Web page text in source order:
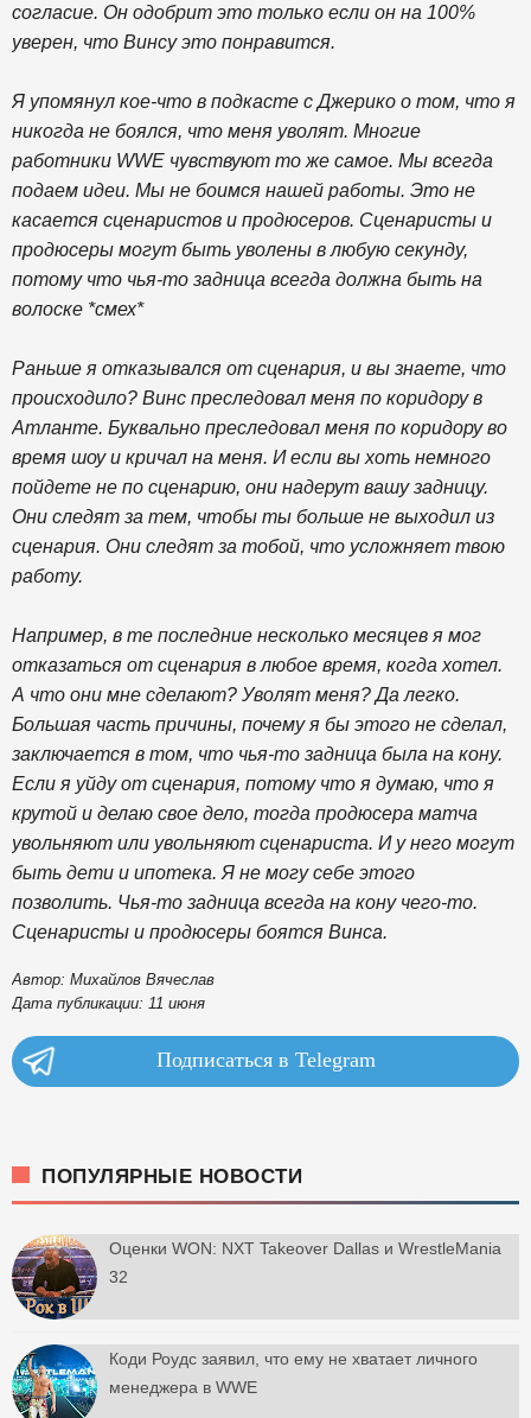
согласие. Он одобрит это только если он на 100%
уверен, что Винсу это понравится.
Я упомянул кое-что в подкасте с Джерико о том, что я
никогда не боялся, что меня уволят. Многие
работники WWE чувствуют то же самое. Мы всегда
подаем идеи. Мы не боимся нашей работы. Это не
касается сценаристов и продюсеров. Сценаристы и
продюсеры могут быть уволены в любую секунду,
потому что чья-то задница всегда должна быть на
волоске *смех*
Раньше я отказывался от сценария, и вы знаете, что
происходило? Винс преследовал меня по коридору в
Атланте. Буквально преследовал меня по коридору во
время шоу и кричал на меня. И если вы хоть немного
пойдете не по сценарию, они надерут вашу задницу.
Они следят за тем, чтобы ты больше не выходил из
сценария. Они следят за тобой, что усложняет твою
работу.
Например, в те последние несколько месяцев я мог
отказаться от сценария в любое время, когда хотел.
А что они мне сделают? Уволят меня? Да легко.
Большая часть причины, почему я бы этого не сделал,
заключается в том, что чья-то задница была на кону.
Если я уйду от сценария, потому что я думаю, что я
крутой и делаю свое дело, тогда продюсера матча
увольняют или увольняют сценариста. И у него могут
быть дети и ипотека. Я не могу себе этого
позволить. Чья-то задница всегда на кону чего-то.
Сценаристы и продюсеры боятся Винса.
Автор: Михайлов Вячеслав
Дата публикации: 11 июня
Подписаться в Telegram
ПОПУЛЯРНЫЕ НОВОСТИ
Оценки WON: NXT Takeover Dallas и WrestleMania
32
Коди Роудс заявил, что ему не хватает личного
менеджера в WWE